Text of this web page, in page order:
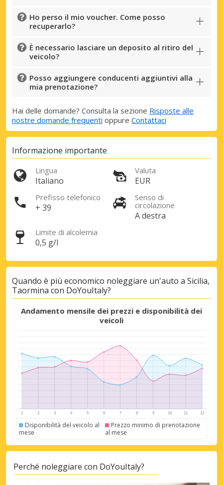
Accedi alle offerte esclusive dei nostri
Accedi con eLink
Ho perso il mio voucher. Come posso
recuperarlo?
È necessario lasciare un deposito al ritiro del
veicolo?
Posso aggiungere conducenti aggiuntivi alla
mia prenotazione?
Hai delle domande? Consulta la sezione Risposte alle
nostre domande frequenti oppure Contattaci
Informazione importante
Lingua
Italiano
Valuta
EUR
Prefisso telefonico
+ 39
Senso di
circolazione
A destra
Limite di alcolemia
0,5 g/l
Quando è più economico noleggiare un'auto a Sicilia,
Taormina con DoYouItaly?
Andamento mensile dei prezzi e disponibilità dei
veicoli
Disponibilità del veicolo al
mese
Prezzo minimo di prenotazione
al mese
Perché noleggiare con DoYouItaly?